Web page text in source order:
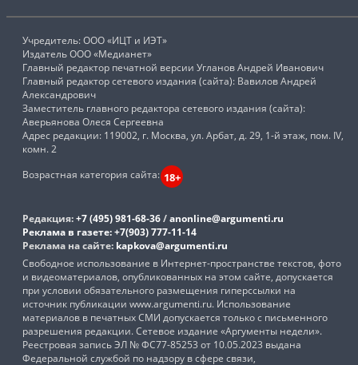
Учредитель: ООО «ИЦТ и ИЭТ»
Издатель ООО «Медианет»
Главный редактор печатной версии Угланов Андрей Иванович
Главный редактор сетевого издания (сайта): Вавилов Андрей
Александрович
Заместитель главного редактора сетевого издания (сайта):
Аверьянова Олеся Сергеевна
Адрес редакции: 119002, г. Москва, ул. Арбат, д. 29, 1-й этаж, пом. IV,
комн. 2
Возрастная категория сайта: 18+
Редакция:+7 (495) 981-68-36/anonline@argumenti.ru
Реклама в газете:+7(903) 777-11-14
Реклама на сайте: kapkova@argumenti.ru
Свободное использование в Интернет-пространстве текстов, фото
и видеоматериалов, опубликованных на этом сайте, допускается
при условии обязательного размещения гиперссылки на
источник публикации www.argumenti.ru. Использование
материалов в печатных СМИ допускается только с письменного
разрешения редакции. Сетевое издание «Аргументы недели».
Реестровая запись ЭЛ № ФС77-85253 от 10.05.2023 выдана
Федеральной службой по надзору в сфере связи,